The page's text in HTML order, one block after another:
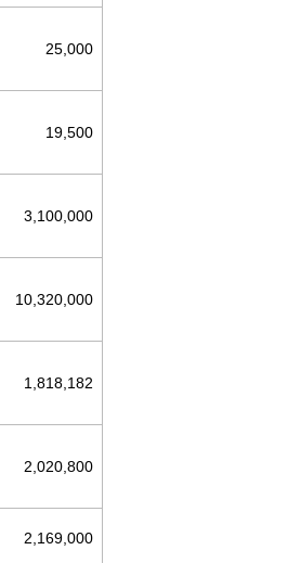
25,000
19,500
3,100,000
10,320,000
1,818,182
2,020,800
2,169,000